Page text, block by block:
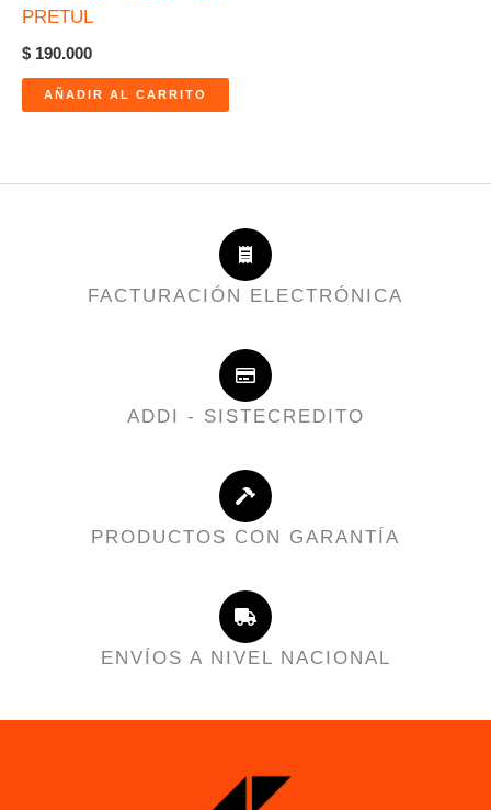
PRETUL
$ 190.000
AÑADIR AL CARRITO
FACTURACIÓN ELECTRÓNICA
ADDI - SISTECREDITO
PRODUCTOS CON GARANTÍA
ENVÍOS A NIVEL NACIONAL